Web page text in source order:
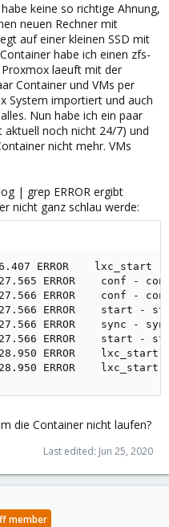
keine so richtige Ahnung,
neuen Rechner mit
auf einer kleinen SSD mit
habe ich einen zfs-
laeuft mit der
Container und VMs per
System importiert und auch
Nun habe ich ein paar
noch nicht 24/7) und
nicht mehr. VMs
| grep ERROR ergibt
nicht ganz schlau werde:
ERROR
ERROR    conf -
ERROR    conf -
ERROR    start
ERROR    sync -
ERROR    start
ERROR
ERROR
die Container nicht laufen?
Last edited: Jun 25, 2020
member